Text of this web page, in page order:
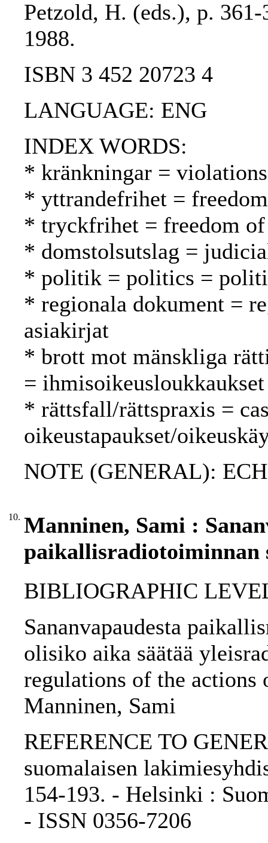
Petzold, H. (eds.), p.
1988.
ISBN 3 452 20723 4
LANGUAGE: ENG
INDEX WORDS:
* kränkningar =
* yttrandefrihet =
* tryckfrihet = freedom of
* domstolsutslag =
* politik = politics =
* regionala dokument =
asiakirjat
* brott mot mänskliga
= ihmisoikeusloukkaukset
* rättsfall/rättspraxis =
oikeustapaukset/
NOTE (GENERAL):
10. Manninen, Sami :
paikallisradiotoiminnan
BIBLIOGRAPHIC
Sananvapaudesta
olisiko aika säätää
regulations of the
Manninen, Sami
REFERENCE TO
suomalaisen
154-193. - Helsinki :
- ISSN 0356-7206